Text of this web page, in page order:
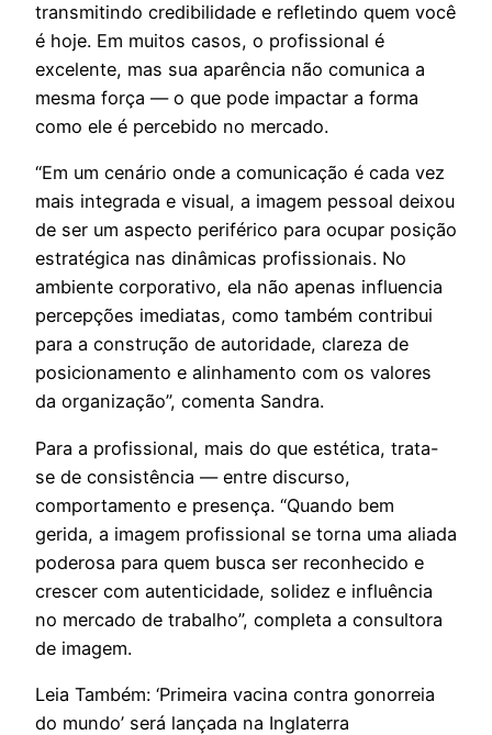
transmitindo credibilidade e refletindo quem você
é hoje. Em muitos casos, o profissional é
excelente, mas sua aparência não comunica a
mesma força — o que pode impactar a forma
como ele é percebido no mercado.
“Em um cenário onde a comunicação é cada vez
mais integrada e visual, a imagem pessoal deixou
de ser um aspecto periférico para ocupar posição
estratégica nas dinâmicas profissionais. No
ambiente corporativo, ela não apenas influencia
percepções imediatas, como também contribui
para a construção de autoridade, clareza de
posicionamento e alinhamento com os valores
da organização”, comenta Sandra.
Para a profissional, mais do que estética, trata-
se de consistência — entre discurso,
comportamento e presença. “Quando bem
gerida, a imagem profissional se torna uma aliada
poderosa para quem busca ser reconhecido e
crescer com autenticidade, solidez e influência
no mercado de trabalho”, completa a consultora
de imagem.
Leia Também: ‘Primeira vacina contra gonorreia
do mundo’ será lançada na Inglaterra